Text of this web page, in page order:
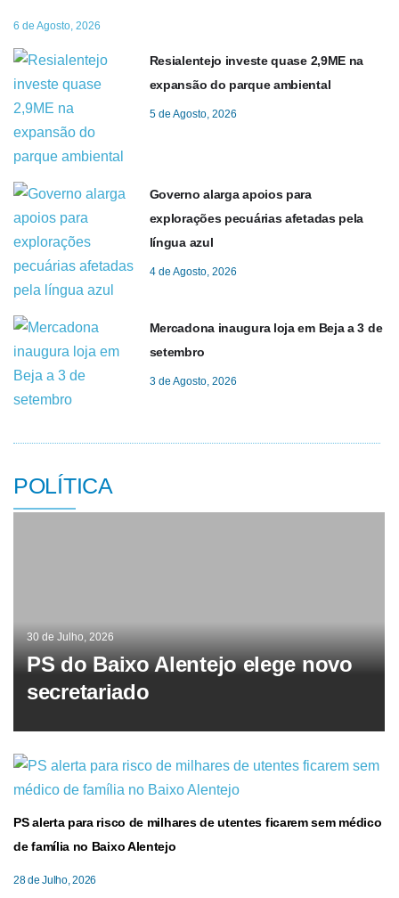
6 de Agosto, 2026
Resialentejo investe quase 2,9ME na
expansão do parque ambiental
5 de Agosto, 2026
Governo alarga apoios para
explorações pecuárias afetadas pela
língua azul
4 de Agosto, 2026
Mercadona inaugura loja em Beja a 3 de
setembro
3 de Agosto, 2026
POLÍTICA
30 de Julho, 2026
PS do Baixo Alentejo elege novo
secretariado
PS alerta para risco de milhares de utentes ficarem sem médico
de família no Baixo Alentejo
28 de Julho, 2026